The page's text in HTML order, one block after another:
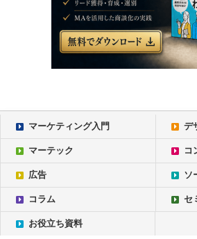
マーケティング入門 デ
マーテック コ
広告 ソ
コラム セ
お役立ち資料